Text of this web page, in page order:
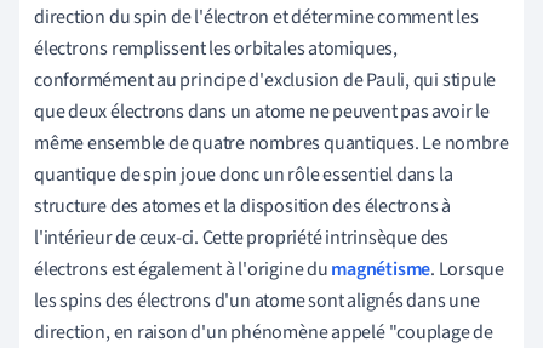
direction du spin de l'électron et détermine comment les
électrons remplissent les orbitales atomiques,
conformément au principe d'exclusion de Pauli, qui stipule
que deux électrons dans un atome ne peuvent pas avoir le
même ensemble de quatre nombres quantiques. Le nombre
quantique de spin joue donc un rôle essentiel dans la
structure des atomes et la disposition des électrons à
l'intérieur de ceux-ci. Cette propriété intrinsèque des
électrons est également à l'origine dumagnétisme. Lorsque
les spins des électrons d'un atome sont alignés dans une
direction, en raison d'un phénomène appelé "couplage de